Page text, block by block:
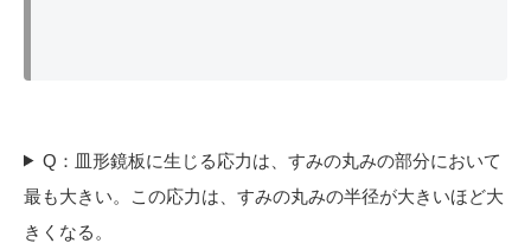
Q：皿形鏡板に生じる応力は、すみの丸みの部分において
最も大きい。この応力は、すみの丸みの半径が大きいほど大
きくなる。